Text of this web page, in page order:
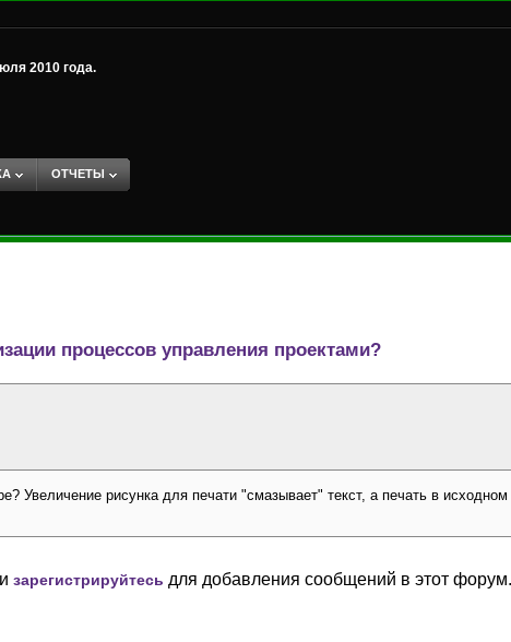
2010 года.
ОТЧЕТЫ
процессов управления проектами?
Увеличение рисунка для печати "смазывает" текст, а печать в исходном
зарегистрируйтесь для добавления сообщений в этот форум.